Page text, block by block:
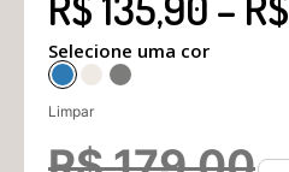
Selecione uma cor
Limpar